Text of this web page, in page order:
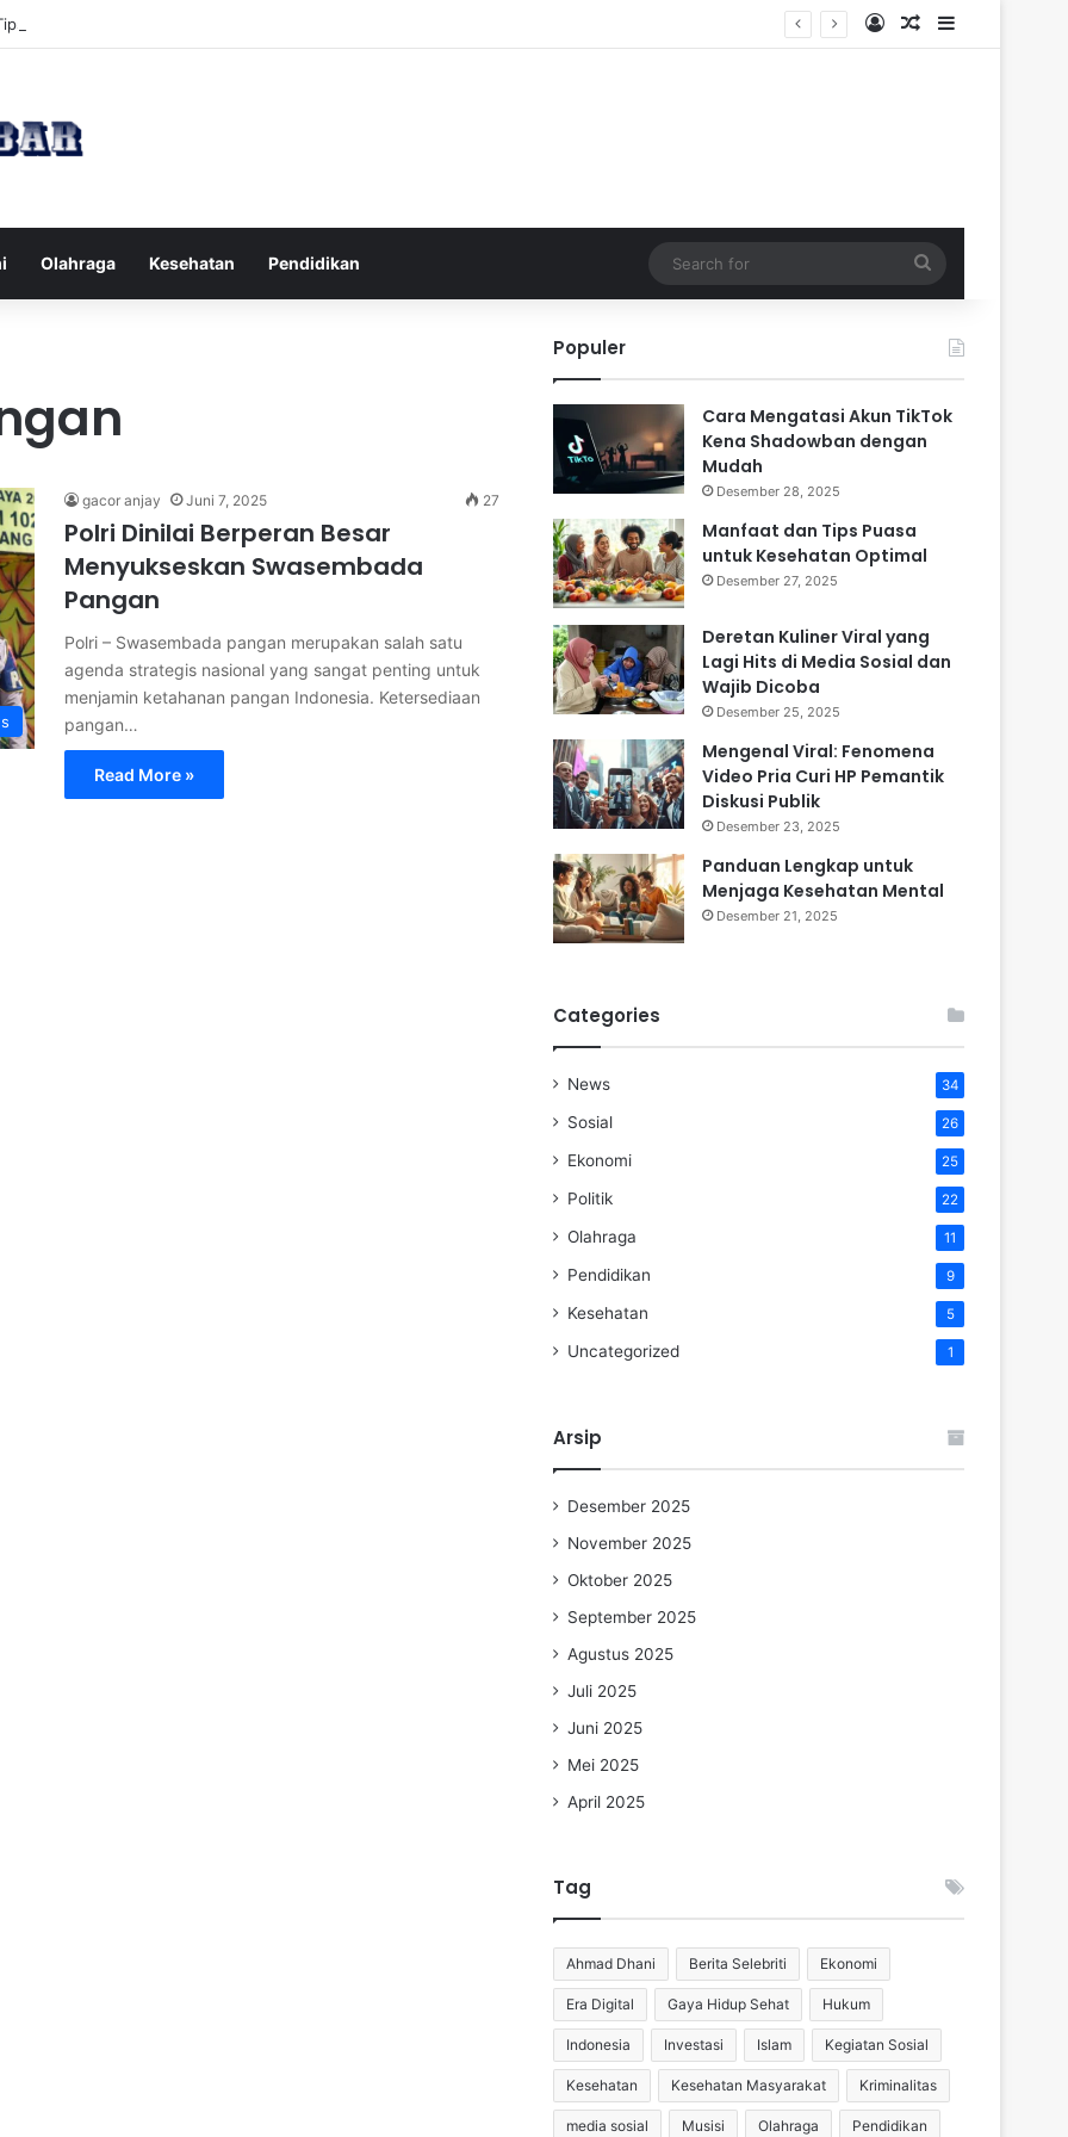
Puasa untuk Kesehatan Optimal Log InRandom Article
Sidebar
Olahraga Kesehatan Pendidikan
for
gacor anjay Juni 7, 2025 27
Polri Dinilai Berperan Besar
Menyukseskan Swasembada
Pangan
Polri – Swasembada pangan merupakan salah satu
agenda strategis nasional yang sangat penting untuk
menjamin ketahanan pangan Indonesia. Ketersediaan
pangan…
Read More »
Populer
Cara Mengatasi Akun TikTok
Kena Shadowban dengan
Mudah
Desember 28, 2025
Manfaat dan Tips Puasa
untuk Kesehatan Optimal
Desember 27, 2025
Deretan Kuliner Viral yang
Lagi Hits di Media Sosial dan
Wajib Dicoba
Desember 25, 2025
Mengenal Viral: Fenomena
Video Pria Curi HP Pemantik
Diskusi Publik
Desember 23, 2025
Panduan Lengkap untuk
Menjaga Kesehatan Mental
Desember 21, 2025
Categories
News 34
Sosial 26
Ekonomi 25
Politik 22
Olahraga 11
Pendidikan 9
Kesehatan 5
Uncategorized 1
Arsip
Desember 2025
November 2025
Oktober 2025
September 2025
Agustus 2025
Juli 2025
Juni 2025
Mei 2025
April 2025
Tag
Ahmad Dhani Berita Selebriti Ekonomi
Era Digital Gaya Hidup Sehat Hukum
Indonesia Investasi Islam Kegiatan Sosial
Kesehatan Kesehatan Masyarakat Kriminalitas
media sosial Musisi Olahraga Pendidikan